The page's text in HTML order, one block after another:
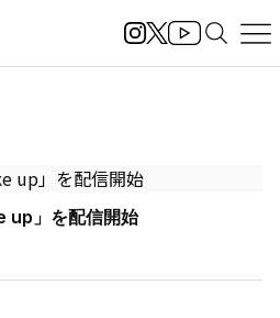
」を配信開始